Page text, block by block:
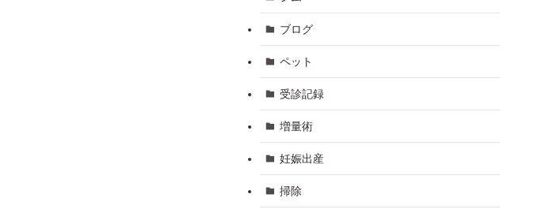
ブログ
ペット
受診記録
増量術
妊娠出産
掃除